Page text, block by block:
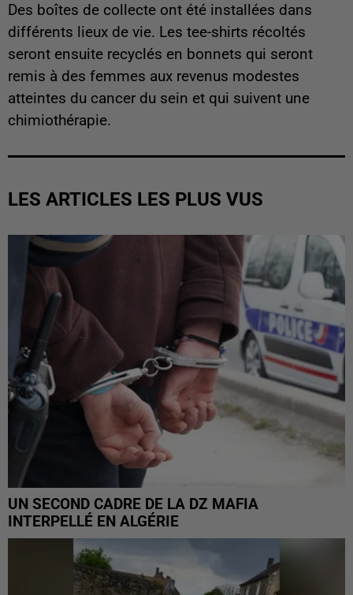
Des boîtes de collecte ont été installées dans
différents lieux de vie. Les tee-shirts récoltés
seront ensuite recyclés en bonnets qui seront
remis à des femmes aux revenus modestes
atteintes du cancer du sein et qui suivent une
chimiothérapie.
LES ARTICLES LES PLUS VUS
UN SECOND CADRE DE LA DZ MAFIA
INTERPELLÉ EN ALGÉRIE